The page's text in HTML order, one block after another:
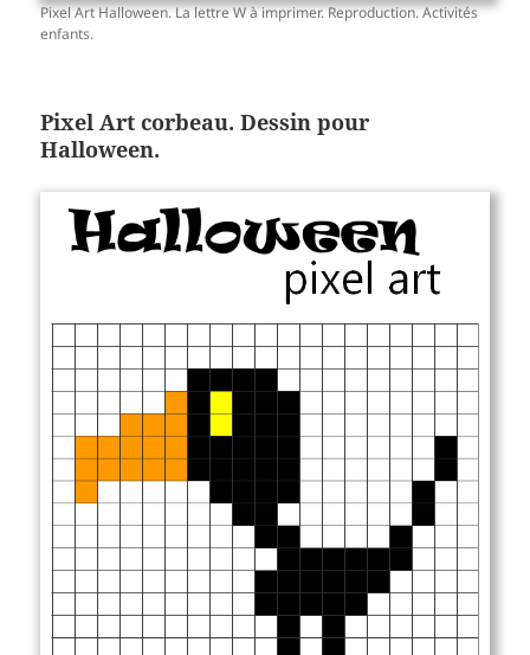
Pixel Art Halloween. La lettre W à imprimer. Reproduction. Activités
enfants.
Pixel Art corbeau. Dessin pour
Halloween.